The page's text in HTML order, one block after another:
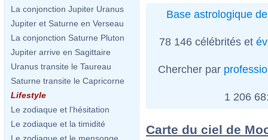
La conjonction Jupiter Uranus
Jupiter et Saturne en Verseau
La conjonction Saturne Pluton
Jupiter arrive en Sagittaire
Uranus transite le Taureau
Saturne transite le Capricorne
Lifestyle
Le zodiaque et l'hésitation
Le zodiaque et la timidité
Base astrologique
78 146 célébrités et
Chercher par
1 206
Carte du ciel de